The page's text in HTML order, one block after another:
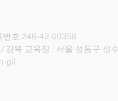
번호:246-42-00358
강북 교육장 : 서울 성동구 성
gil